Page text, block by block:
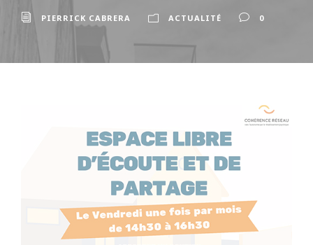
PIERRICK CABRERA ACTUALITÉ 0